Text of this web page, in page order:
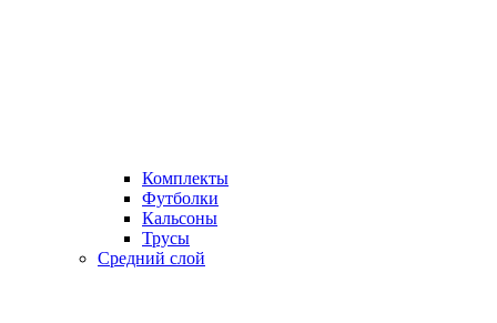
Комплекты
Футболки
Кальсоны
Трусы
Средний слой